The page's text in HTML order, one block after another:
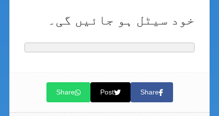
خود سیٹل ہو جائیں گی۔
Share
Post
Share